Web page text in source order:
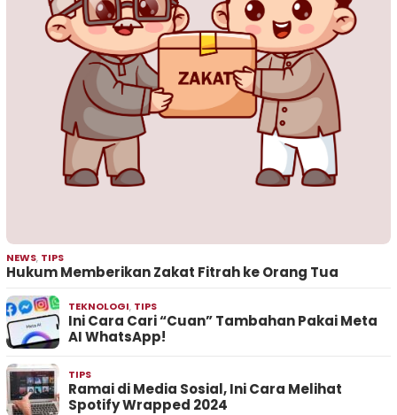
NEWS, TIPS
Hukum Memberikan Zakat Fitrah ke Orang Tua
TEKNOLOGI, TIPS
Ini Cara Cari “Cuan” Tambahan Pakai Meta
AI WhatsApp!
TIPS
Ramai di Media Sosial, Ini Cara Melihat
Spotify Wrapped 2024